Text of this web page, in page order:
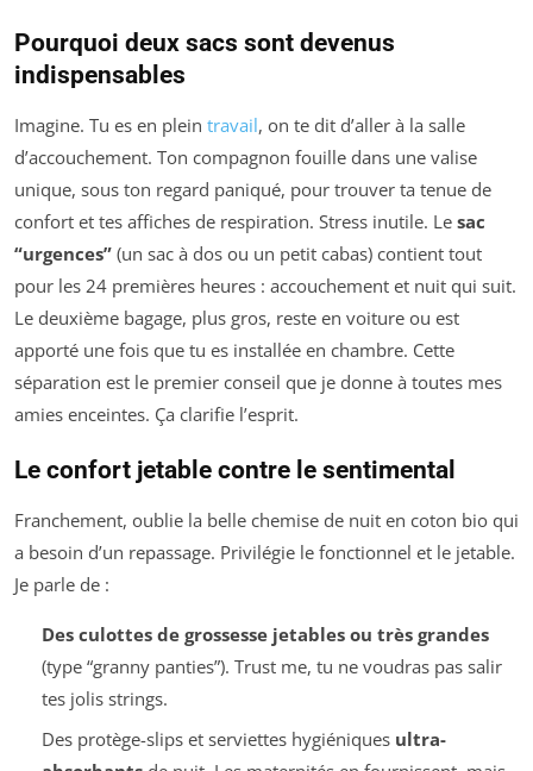
Pourquoi deux sacs sont devenus
indispensables
Imagine. Tu es en plein travail, on te dit d’aller à la salle
d’accouchement. Ton compagnon fouille dans une valise
unique, sous ton regard paniqué, pour trouver ta tenue de
confort et tes affiches de respiration. Stress inutile. Le sac
“urgences” (un sac à dos ou un petit cabas) contient tout
pour les 24 premières heures : accouchement et nuit qui suit.
Le deuxième bagage, plus gros, reste en voiture ou est
apporté une fois que tu es installée en chambre. Cette
séparation est le premier conseil que je donne à toutes mes
amies enceintes. Ça clarifie l’esprit.
Le confort jetable contre le sentimental
Franchement, oublie la belle chemise de nuit en coton bio qui
a besoin d’un repassage. Privilégie le fonctionnel et le jetable.
Je parle de :
Des culottes de grossesse jetables ou très grandes
(type “granny panties”). Trust me, tu ne voudras pas salir
tes jolis strings.
Des protège-slips et serviettes hygiéniques ultra-